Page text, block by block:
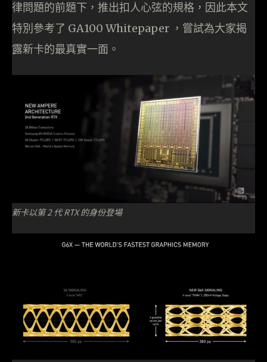
律問題的前題下，推出扣人心弦的規格，因此本文
特別參考了 GA100 Whitepaper ，嘗試為大家揭
露新卡的最真實一面。
新卡以第 2 代 RTX 的身份登場